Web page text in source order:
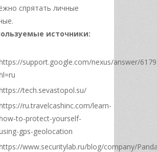
спрятать личные
источники:
support.google.com/nexus/answer/
tech.sevastopol.su/
ru.travelcashinc.com/learn-
to-protect-yourself-
gps-geolocation
www.securitylab.ru/blog/company/